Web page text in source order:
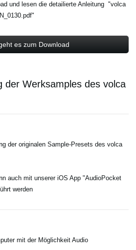
und lesen die detailierte Anleitung "volca
es zum Download
der Werksamples des volca
der originalen Sample-Presets des volca
auch mit unserer iOS App "AudioPocket
werden
mit der Möglichkeit Audio